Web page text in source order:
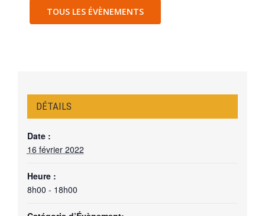
TOUS LES ÉVÈNEMENTS
DÉTAILS
Date :
16 février 2022
Heure :
8h00 - 18h00